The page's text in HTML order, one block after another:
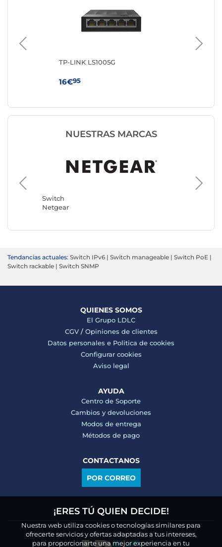
TP-LINK LS1005G
16€95
NUESTRAS MARCAS
Switch
Netgear
Switch
TP-LINK
Tendancias actuales: Switch IPv6 | Switch manageable | Switch PoE |
Switch rackable | Switch SNMP
QUIENES SOMOS
El Grupo LDLC
CGV/ Opiniones de clientes
Datos personales e Politica de cookies
Configurar cookies
Aviso legal
AYUDA
Centro de Soporte
Cambios y devoluciones
Modos de entrega
Métodos de pago
CONTACTANOS
POR CORREO
¡ERES TÚ QUIEN DECIDE!
Nuestra web utiliza cookies o tecnologías similares para
ofrecerte servicios y ofertas adaptadas a tus intereses,
para proporcionarte una mejor experiencia en tu